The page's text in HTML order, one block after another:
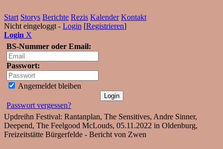
Start Storys Berichte Rezis Kalender Kontakt
Nicht eingeloggt - Login [Registrieren]
Login X
BS-Nummer oder Email:
Passwort:
Angemeldet bleiben
Passwort vergessen?
Updreihn Festival: Rantanplan, The Sensitives, Andre Sinner,
Deepend, The Feelgood McLouds, 05.11.2022 in Oldenburg,
Freizeitstätte Bürgerfelde - Bericht von Zwen